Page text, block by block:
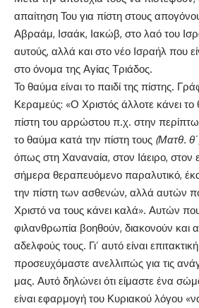
απαίτηση Του για πίστη στους
Αβραάμ, Ισαάκ, Ιακώβ, στο λαό του
αυτούς, αλλά και στο νέο Ισραήλ που
στο όνομα της Αγίας Τριάδος.
Το θαύμα είναι το παιδί της πίστης.
Κεραμεύς: «Ο Χριστός άλλοτε κάνει
πίστη του αρρώστου π.χ. στην
το θαύμα κατά την πίστη τους (Ματθ.
όπως στη Χαναναία, στον Ιάειρο, στον
σήμερα θεραπευόμενο παραλυτικό,
την πίστη των ασθενών, αλλά αυτών
Χριστό να τους κάνει καλά». Αυτών
φιλανθρωπία βοηθούν, διακονούν και
αδελφούς τους. Γι’ αυτό είναι
προσευχόμαστε ανελλιπώς για τις
μας. Αυτό δηλώνει ότι είμαστε ένα
είναι εφαρμογή του Κυριακού λόγου